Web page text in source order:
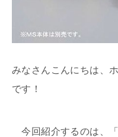
みなさんこんにちは、
です！
今回紹介するのは、